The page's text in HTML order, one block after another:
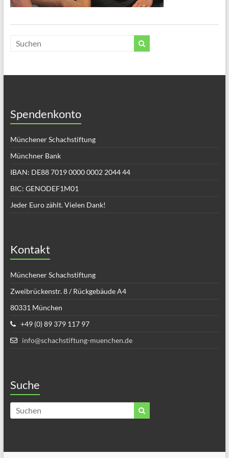
Spendenkonto
Münchener Schachstiftung
Münchner Bank
IBAN: DE88 7019 0000 0002 2044 44
BIC: GENODEF1M01
Jeder Euro zählt. Vielen Dank!
Kontakt
Münchener Schachstiftung
Zweibrückenstr. 8 / Rückgebäude A4
80331 München
+49 (0) 89 379 117 97
info@schachstiftung-muenchen.de
Suche